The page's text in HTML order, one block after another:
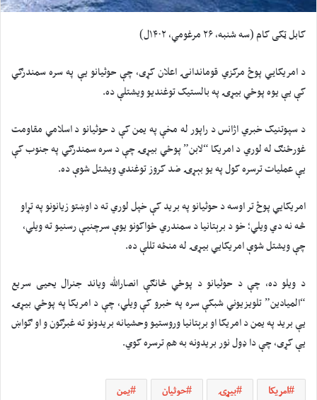
کابل ټکی کام (سه شنبه، ۲۶ مرغومي، ۱۴۰۲ل)
د امریکايي پوځ مرکزي قوماندانۍ اعلان کړی، چې حوثیانو یې په سره سمندرګي
کې یې یوه پوځي بیړۍ په بالستیک توغندیو ویشتلې ده.
د سپوتنیک خبري اژانس د راپور له مخې په یمن کې د حوثيانو د اسلامي مقاومت
غورځنګ له لوري د امریکا “لابن” پوځي بیړۍ چې د سره سمندرګي په جنوب کې
یې عملیات ترسره کول په یو بېړۍ ضد کروز توغندي ویشتل شوې ده.
امریکایي پوځ تر اوسه د حوثیانو په برید کې خپل لوري ته د اوښتو زیانونو په تړاو
څه نه دي ویلي؛ خو د برېتانیا د سمندري ځواکونو یوې سرچنیې رسنیو ته ویلي،
چې ویشتل شوې امریکایي بیړۍ له منځه تللې ده.
د ویلو ده، چې د حوثیانو د پوځي څانګې انصارالله ویاند جنرال یحیی سریع
“المیادین” تلویزیوني شبکې سره په خبرو کې ویلي، چې د امریکا په پوځي بیړۍ
یې برید په یمن د امریکا او برېتانیا وروستیو وحشیانه بریدونو ته غبرګون و او ګواښ
یې کړی، چې دا ډول نور بریدونه به هم ترسره کوي.
امریکا بیړۍ حوثیان یمن